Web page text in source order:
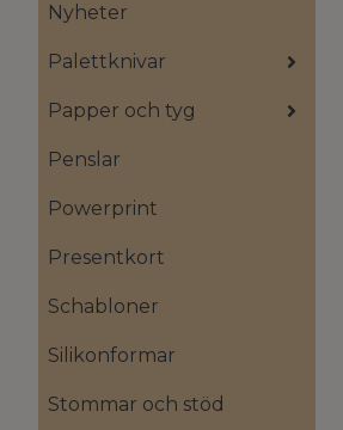
Nyheter
Palettknivar
Papper och tyg
Penslar
Powerprint
Presentkort
Schabloner
Silikonformar
Stommar och stöd